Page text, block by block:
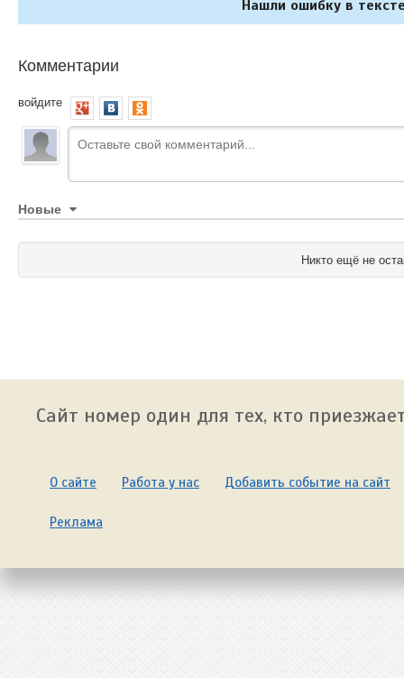
Нашли ошибку в
Комментарии
войдите
Новые
Никто ещё не
Сайт номер один для тех, кто
О сайте Работа у нас Добавить событие на сайт
Реклама